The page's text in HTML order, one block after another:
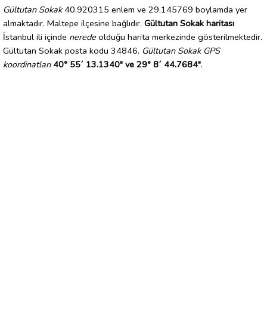
Gültutan Sokak40.920315 enlem ve 29.145769 boylamda yer
almaktadır. Maltepe ilçesine bağlıdır. Gültutan Sokak haritası
İstanbul ili içinde nerede olduğu harita merkezinde gösterilmektedir.
Gültutan Sokak posta kodu 34846. Gültutan Sokak GPS
koordinatları 40° 55´ 13.1340" ve 29° 8´ 44.7684".